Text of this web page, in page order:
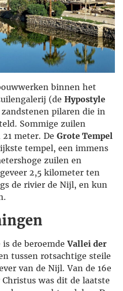
binnen het
(de Hypostyle
zandstenen pilaren die in
Sommige zuilen
meter. De Grote Tempel
tempel, een immens
zuilen en
2,5 kilometer ten
de rivier de Nijl, en kun
is de beroemdeVallei der
tussen rotsachtige steile
van de Nijl. Van de 16e
was dit de laatste